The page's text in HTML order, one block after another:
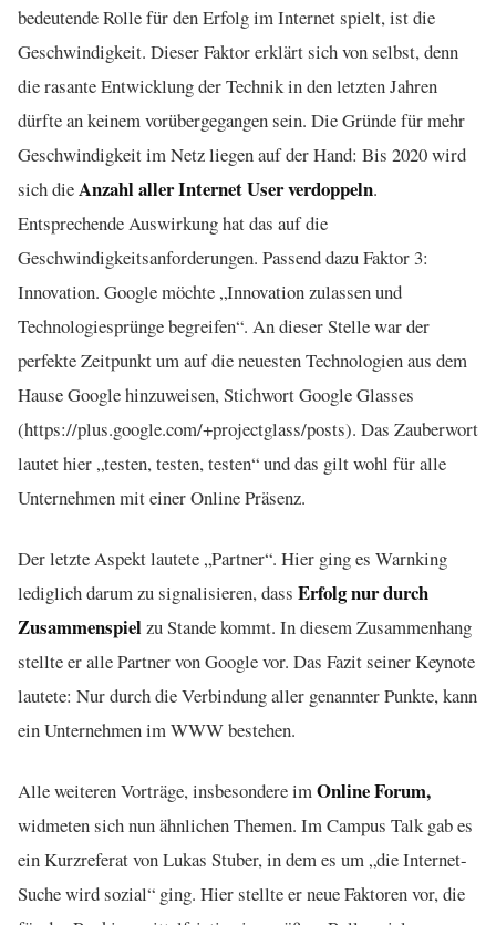
bedeutende Rolle für den Erfolg im Internet spielt, ist die
Geschwindigkeit. Dieser Faktor erklärt sich von selbst, denn
die rasante Entwicklung der Technik in den letzten Jahren
dürfte an keinem vorübergegangen sein. Die Gründe für mehr
Geschwindigkeit im Netz liegen auf der Hand: Bis 2020 wird
sich dieAnzahl aller Internet User verdoppeln.
Entsprechende Auswirkung hat das auf die
Geschwindigkeitsanforderungen. Passend dazu Faktor 3:
Innovation. Google möchte „Innovation zulassen und
Technologiesprünge begreifen“. An dieser Stelle war der
perfekte Zeitpunkt um auf die neuesten Technologien aus dem
Hause Google hinzuweisen, Stichwort Google Glasses
(https://plus.google.com/+projectglass/posts). Das Zauberwort
lautet hier „testen, testen, testen“ und das gilt wohl für alle
Unternehmen mit einer Online Präsenz.
Der letzte Aspekt lautete „Partner“. Hier ging es Warnking
lediglich darum zu signalisieren, dass Erfolg nur durch
Zusammenspielzu Stande kommt. In diesem Zusammenhang
stellte er alle Partner von Google vor. Das Fazit seiner Keynote
lautete: Nur durch die Verbindung aller genannter Punkte, kann
ein Unternehmen im WWW bestehen.
Alle weiteren Vorträge, insbesondere imOnline Forum,
widmeten sich nun ähnlichen Themen. Im Campus Talk gab es
ein Kurzreferat von Lukas Stuber, in dem es um „die Internet-
Suche wird sozial“ ging. Hier stellte er neue Faktoren vor, die